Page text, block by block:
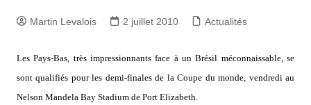
Martin Levalois 2 juillet 2010 Actualités
Les Pays-Bas, très impressionnants face à un Brésil méconnaissable, se
sont qualifiés pour les demi-finales de la Coupe du monde, vendredi au
Nelson Mandela Bay Stadium de Port Elizabeth.